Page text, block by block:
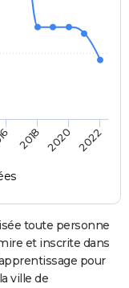
2018 2020 2022
toute personne
et inscrite dans
pour
ville de